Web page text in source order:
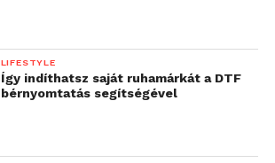
LIFESTYLE
Így indíthatsz saját ruhamárkát a DTF
bérnyomtatás segítségével